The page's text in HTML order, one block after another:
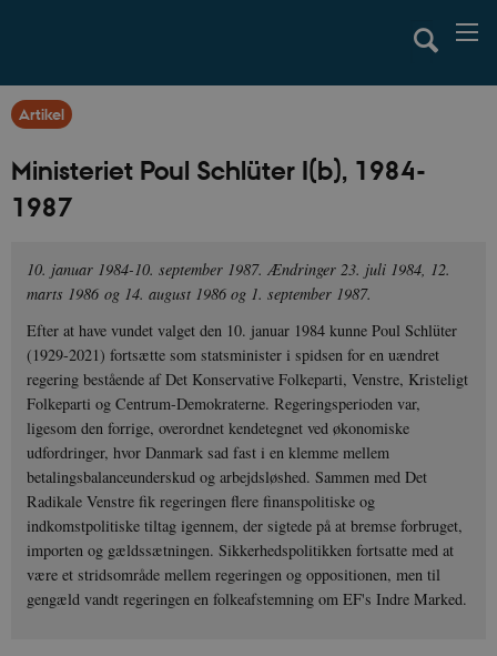
Artikel
Ministeriet Poul Schlüter I(b), 1984-
1987
10. januar 1984-10. september 1987. Ændringer 23. juli 1984, 12.
marts 1986 og 14. august 1986 og 1. september 1987.
Efter at have vundet valget den 10. januar 1984 kunne Poul Schlüter
(1929-2021) fortsætte som statsminister i spidsen for en uændret
regering bestående af Det Konservative Folkeparti, Venstre, Kristeligt
Folkeparti og Centrum-Demokraterne. Regeringsperioden var,
ligesom den forrige, overordnet kendetegnet ved økonomiske
udfordringer, hvor Danmark sad fast i en klemme mellem
betalingsbalanceunderskud og arbejdsløshed. Sammen med Det
Radikale Venstre fik regeringen flere finanspolitiske og
indkomstpolitiske tiltag igennem, der sigtede på at bremse forbruget,
importen og gældssætningen. Sikkerhedspolitikken fortsatte med at
være et stridsområde mellem regeringen og oppositionen, men til
gengæld vandt regeringen en folkeafstemning om EF's Indre Marked.